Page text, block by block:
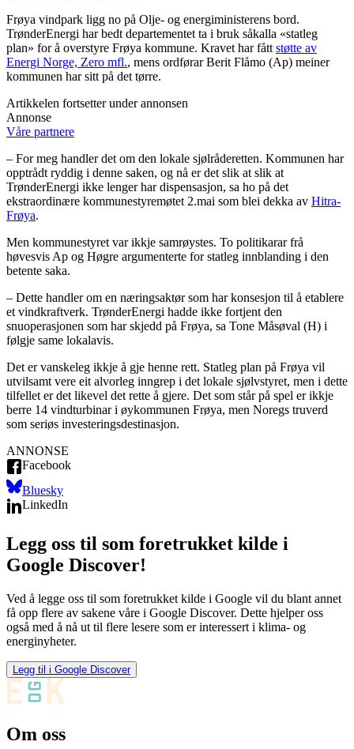
Frøya vindpark ligg no på Olje- og energiministerens bord.
TrønderEnergi har bedt departementet ta i bruk såkalla «statleg
plan» for å overstyre Frøya kommune. Kravet har fått støtte av
Energi Norge, Zero mfl., mens ordførar Berit Flåmo (Ap) meiner
kommunen har sitt på det tørre.
Artikkelen fortsetter under annonsen
Annonse
Våre partnere
– For meg handler det om den lokale sjølråderetten. Kommunen har
opptrådt ryddig i denne saken, og nå er det slik at slik at
TrønderEnergi ikke lenger har dispensasjon, sa ho på det
ekstraordinære kommunestyremøtet 2.mai som blei dekka av Hitra-
Frøya.
Men kommunestyret var ikkje samrøystes. To politikarar frå
høvesvis Ap og Høgre argumenterte for statleg innblanding i den
betente saka.
– Dette handler om en næringsaktør som har konsesjon til å etablere
et vindkraftverk. TrønderEnergi hadde ikke fortjent den
snuoperasjonen som har skjedd på Frøya, sa Tone Måsøval (H) i
følgje same lokalavis.
Det er vanskeleg ikkje å gje henne rett. Statleg plan på Frøya vil
utvilsamt vere eit alvorleg inngrep i det lokale sjølvstyret, men i dette
tilfellet er det likevel det rette å gjere. Det som står på spel er ikkje
berre 14 vindturbinar i øykommunen Frøya, men Noregs truverd
som seriøs investeringsdestinasjon.
ANNONSE
Facebook
Bluesky
LinkedIn
Legg oss til som foretrukket kilde i
Google Discover!
Ved å legge oss til som foretrukket kilde i Google vil du blant annet
få opp flere av sakene våre i Google Discover. Dette hjelper oss
også med å nå ut til flere lesere som er interessert i klima- og
energinyheter.
Legg til i Google Discover
Om oss